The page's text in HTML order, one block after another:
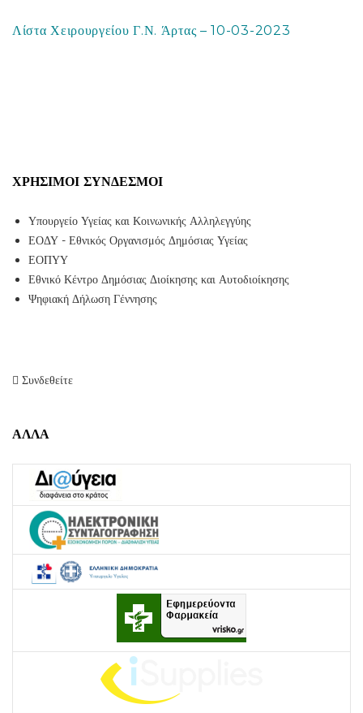
Λίστα Χειρουργείου Γ.Ν. Άρτας – 10-03-2023
ΧΡΉΣΙΜΟΙ ΣΎΝΔΕΣΜΟΙ
Υπουργείο Υγείας και Κοινωνικής Αλληλεγγύης
ΕΟΔΥ - Εθνικός Οργανισμός Δημόσιας Υγείας
ΕΟΠΥΥ
Εθνικό Κέντρο Δημόσιας Διοίκησης και Αυτοδιοίκησης
Ψηφιακή Δήλωση Γέννησης
Συνδεθείτε
ΑΛΛΑ